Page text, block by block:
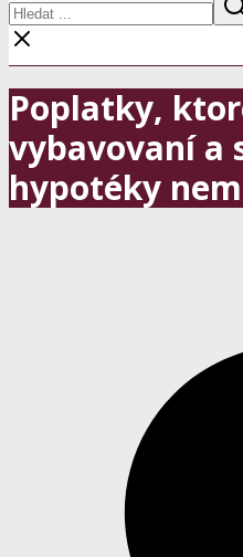
Poplatky,
vybavovaní a
hypotéky